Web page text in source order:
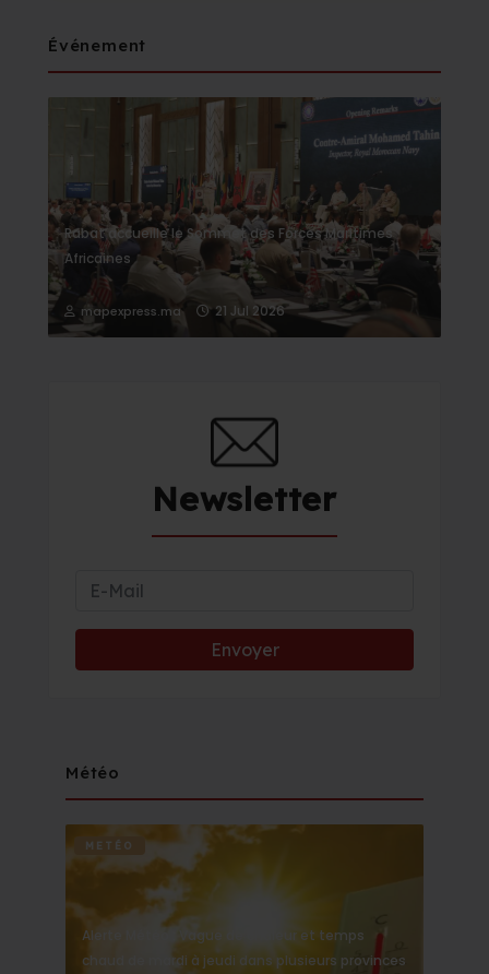
Événement
Rabat accueille le Sommet des Forces Maritimes
Africaines
mapexpress.ma 21 Jul 2026
Newsletter
Météo
METÉO
Alerte Météo : Vague de chaleur et temps
chaud de mardi à jeudi dans plusieurs provinces